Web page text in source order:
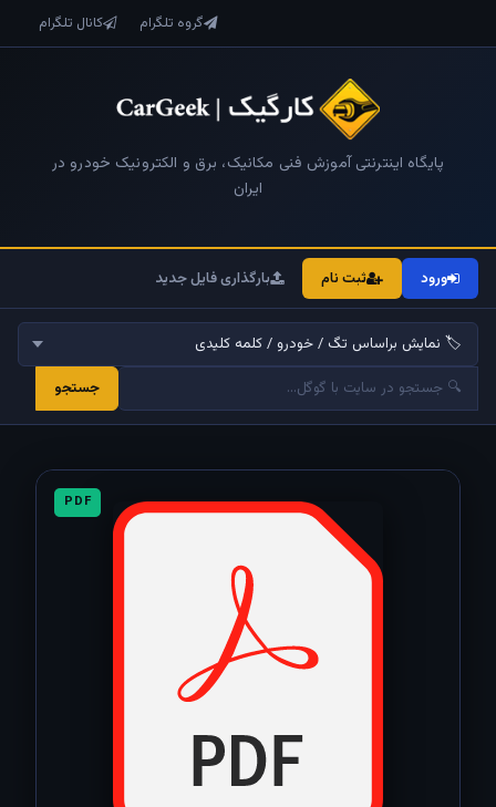
گروه تلگرام کانال تلگرام
پایگاه اینترنتی آموزش فنی مکانیک، برق و الکترونیک خودرو در
ایران
ورود ثبت نام بارگذاری فایل جدید
جستجو
PDF